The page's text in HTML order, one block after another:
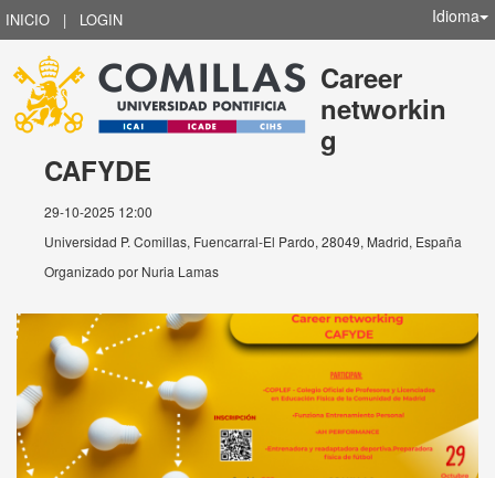
INICIO | LOGIN Idioma
Career
networkin
g
CAFYDE
29-10-2025 12:00
Universidad P. Comillas, Fuencarral-El Pardo, 28049, Madrid, España
Organizado por Nuria Lamas